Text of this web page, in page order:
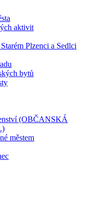
aktivit
Plzenci a Sedlci
bytů
(OBČANSKÁ
městem